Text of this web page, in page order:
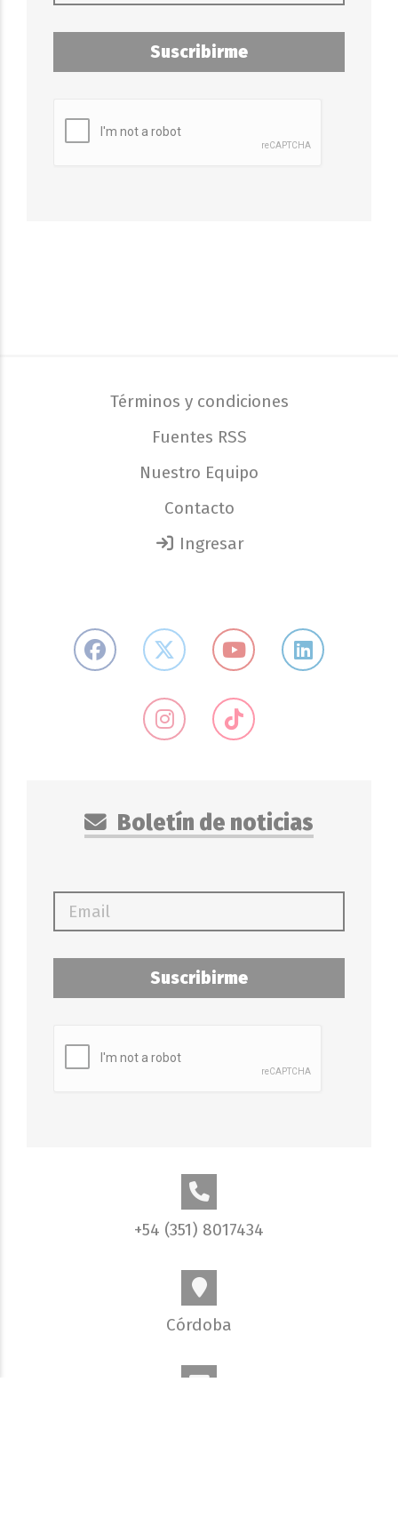
Suscribirme
Términos y condiciones
Fuentes RSS
Nuestro Equipo
Contacto
Ingresar
Boletín de noticias
Suscribirme
+54 (351) 8017434
Córdoba